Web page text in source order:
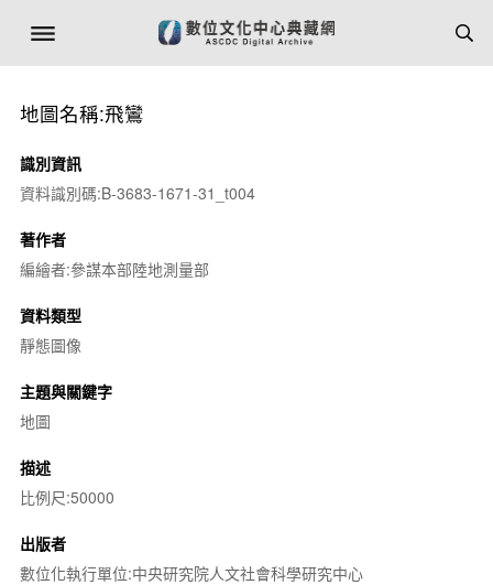
地圖名稱:飛鸞
識別資訊
資料識別碼:B-3683-1671-31_t004
著作者
編繪者:參謀本部陸地測量部
資料類型
靜態圖像
主題與關鍵字
地圖
描述
比例尺:50000
出版者
數位化執行單位:中央研究院人文社會科學研究中心